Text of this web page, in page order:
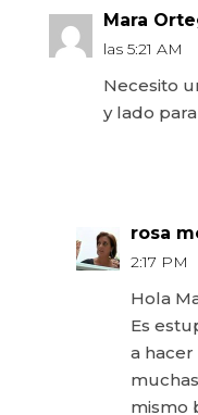
Mara
las 5:21 AM
Necesito
y lado
rosa
2:17 PM
Hola
Es
a hacer
mismo